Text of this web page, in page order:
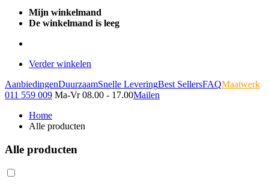
Mijn winkelmand
De winkelmand is leeg
Verder winkelen
AanbiedingenDuurzaamSnelle LeveringBest SellersFAQMaatwerk
011 559 009 Ma-Vr 08.00 - 17.00Mailen
Home
Alle producten
Alle producten